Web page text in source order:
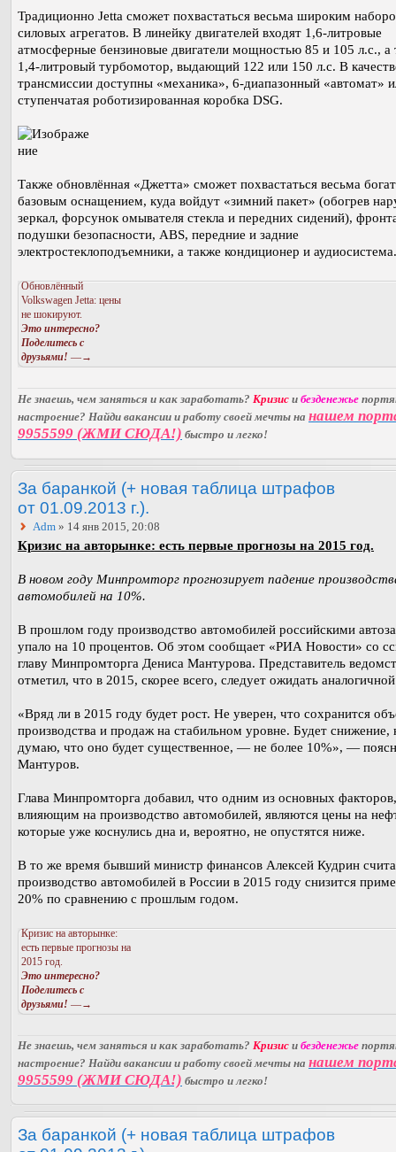
Традиционно Jetta сможет похвастаться весьма широким
силовых агрегатов. В линейку двигателей входят 1,6-литровые
атмосферные бензиновые двигатели мощностью 85 и 105 л.с., а
1,4-литровый турбомотор, выдающий 122 или 150 л.с. В
трансмиссии доступны «механика», 6-диапазонный «автомат»
ступенчатая роботизированная коробка DSG.
Также обновлённая «Джетта» сможет похвастаться весьма
базовым оснащением, куда войдут «зимний пакет» (обогрев
зеркал, форсунок омывателя стекла и передних сидений),
подушки безопасности, ABS, передние и задние
электростеклоподъемники, а также кондиционер и аудиосистема.
Обновлённый
Volkswagen Jetta: цены
не шокируют.
Это интересно?
Поделитесь с
друзьями! —→
Не знаешь, чем заняться и как заработать? Кризис и безденежье
настроение? Найди вакансии и работу своей мечты на нашем
9955599 (ЖМИ СЮДА!) быстро и легко!
За баранкой (+ новая таблица штрафов
от 01.09.2013 г.).
Adm » 14 янв 2015, 20:08
Кризис на авторынке: есть первые прогнозы на 2015 год.
В новом году Минпромторг прогнозирует падение
автомобилей на 10%.
В прошлом году производство автомобилей российскими
упало на 10 процентов. Об этом сообщает «РИА Новости» со
главу Минпромторга Дениса Мантурова. Представитель
отметил, что в 2015, скорее всего, следует ожидать
«Вряд ли в 2015 году будет рост. Не уверен, что сохранится
производства и продаж на стабильном уровне. Будет снижение,
думаю, что оно будет существенное, — не более 10%», —
Мантуров.
Глава Минпромторга добавил, что одним из основных факторов,
влияющим на производство автомобилей, являются цены на
которые уже коснулись дна и, вероятно, не опустятся ниже.
В то же время бывший министр финансов Алексей Кудрин
производство автомобилей в России в 2015 году снизится
20% по сравнению с прошлым годом.
Кризис на авторынке:
есть первые прогнозы на
2015 год.
Это интересно?
Поделитесь с
друзьями! —→
Не знаешь, чем заняться и как заработать? Кризис и безденежье
настроение? Найди вакансии и работу своей мечты на нашем
9955599 (ЖМИ СЮДА!) быстро и легко!
За баранкой (+ новая таблица штрафов